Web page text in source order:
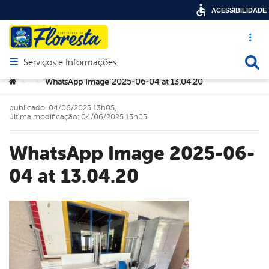
Acesso
Abrir menu principal de navegação
Serviços e Informações
Você está aqui:
> > WhatsApp Image 2025-06-04 at 13.04.20
WhatsApp Image 2025-06-
04 at 13.04.20
publicado: 04/06/2025 13h05,
última modificação: 04/06/2025 13h05
ACESSIBILIDADE